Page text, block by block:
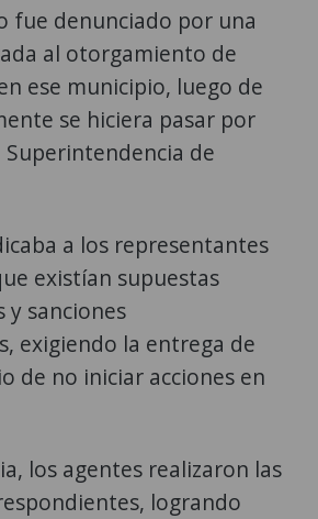
fue denunciado por una
al otorgamiento de
ese municipio, luego de
se hiciera pasar por
de
a los representantes
existían supuestas
y sanciones
exigiendo la entrega de
de no iniciar acciones en
los agentes realizaron las
logrando